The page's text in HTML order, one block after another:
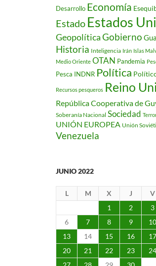
Desarrollo Economía
Estado Estados
GeopolíticaGobierno
Historia Inteligencia Irán Islas
Medio Oriente OTAN Pandemia
Pesca INDNR Política
Recursos pesqueros Reino
República Cooperativa de
Soberanía Nacional Sociedad
UNIÓN EUROPEA Unión
Venezuela
JUNIO 2022
L M X J V
1
2 3
6
7 8 9 10
13
14 15 16 17
20
21 22 23 24